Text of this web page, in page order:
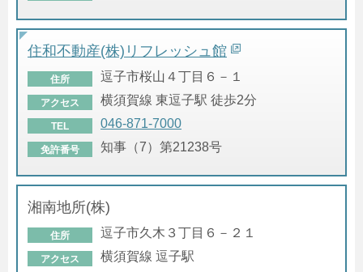
住和不動産(株)リフレッシュ館
住所 逗子市桜山４丁目６－１
アクセス 横須賀線 東逗子駅 徒歩2分
TEL 046-871-7000
免許番号 知事（7）第21238号
湘南地所(株)
住所 逗子市久木３丁目６－２１
アクセス 横須賀線 逗子駅